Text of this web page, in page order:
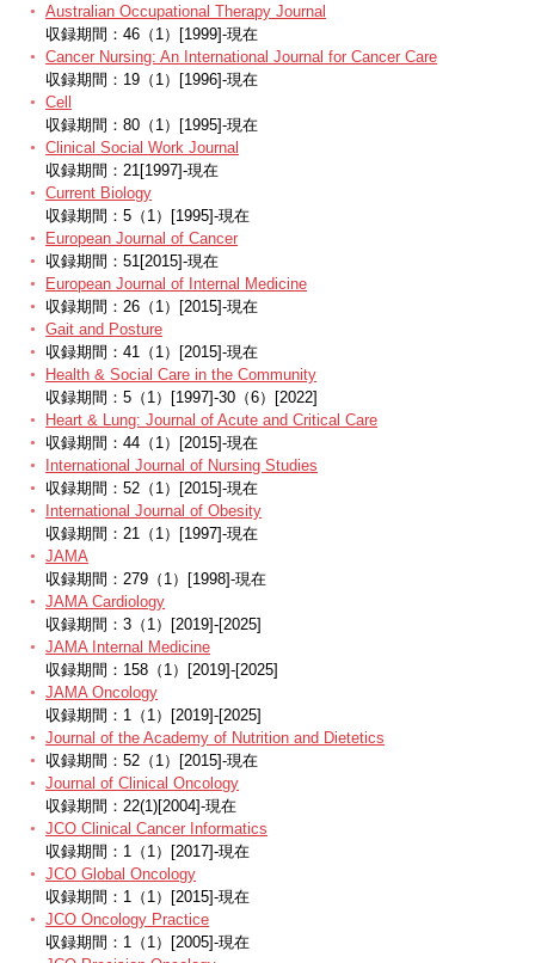
Australian Occupational Therapy Journal
収録期間：46（1）[1999]-現在
Cancer Nursing: An International Journal for Cancer Care
収録期間：19（1）[1996]-現在
Cell
収録期間：80（1）[1995]-現在
Clinical Social Work Journal
収録期間：21[1997]-現在
Current Biology
収録期間：5（1）[1995]-現在
European Journal of Cancer
収録期間：51[2015]-現在
European Journal of Internal Medicine
収録期間：26（1）[2015]-現在
Gait and Posture
収録期間：41（1）[2015]-現在
Health & Social Care in the Community
収録期間：5（1）[1997]-30（6）[2022]
Heart & Lung: Journal of Acute and Critical Care
収録期間：44（1）[2015]-現在
International Journal of Nursing Studies
収録期間：52（1）[2015]-現在
International Journal of Obesity
収録期間：21（1）[1997]-現在
JAMA
収録期間：279（1）[1998]-現在
JAMA Cardiology
収録期間：3（1）[2019]-[2025]
JAMA Internal Medicine
収録期間：158（1）[2019]-[2025]
JAMA Oncology
収録期間：1（1）[2019]-[2025]
Journal of the Academy of Nutrition and Dietetics
収録期間：52（1）[2015]-現在
Journal of Clinical Oncology
収録期間：22(1)[2004]-現在
JCO Clinical Cancer Informatics
収録期間：1（1）[2017]-現在
JCO Global Oncology
収録期間：1（1）[2015]-現在
JCO Oncology Practice
収録期間：1（1）[2005]-現在